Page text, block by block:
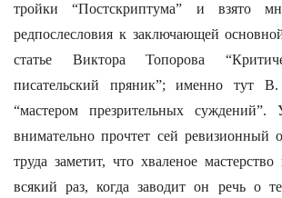
тройки “Постскриптума” и взято
редпослесловия к заключающей
статье Виктора Топорова
писательский пряник”; именно тут
“мастером презрительных
внимательно прочтет сей ревизионный
труда заметит, что хваленое мастерство
всякий раз, когда заводит он речь о